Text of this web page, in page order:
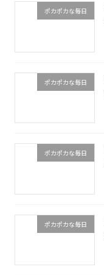
ポカポカな毎日
ポカポカな毎日
ポカポカな毎日
ポカポカな毎日